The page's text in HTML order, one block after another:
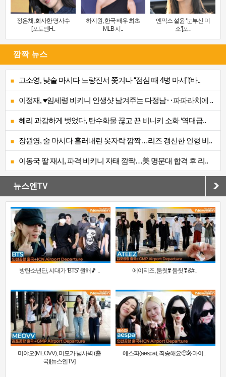
정은채, 화사한 명사수
[포토엔H..
하지원, 한국 배우 최초
MLB 시..
엔믹스 설윤 ‘눈부신 미
소’[포..
깜짝 뉴스
고소영, 낮술 마시다 노량진서 쫓겨나 “점심 때 4병 마셔”(바..
이정재, ♥임세령 비키니 인생샷 남겨주는 다정남‥파파라치에 ..
혜리 과감하게 벗었다, 탄수화물 끊고 끈 비니키 소화 ‘역대급..
장원영, 술 마시다 흘러내린 옷자락 깜짝…리즈 갱신한 인형 비..
이동국 딸 재시, 파격 비키니 자태 깜짝…美 명문대 합격 후 리..
뉴스엔TV
방탄소년단, 시대가 ‘BTS’ 원해🎵 .. 에이티즈, 둠칫❣️ 둠칫❣&#..
미야오(MEOVV), 미모가 넘사벽 (출
국)[뉴스엔TV]
에스파(aespa), 죄송해요🥺🎤마이..